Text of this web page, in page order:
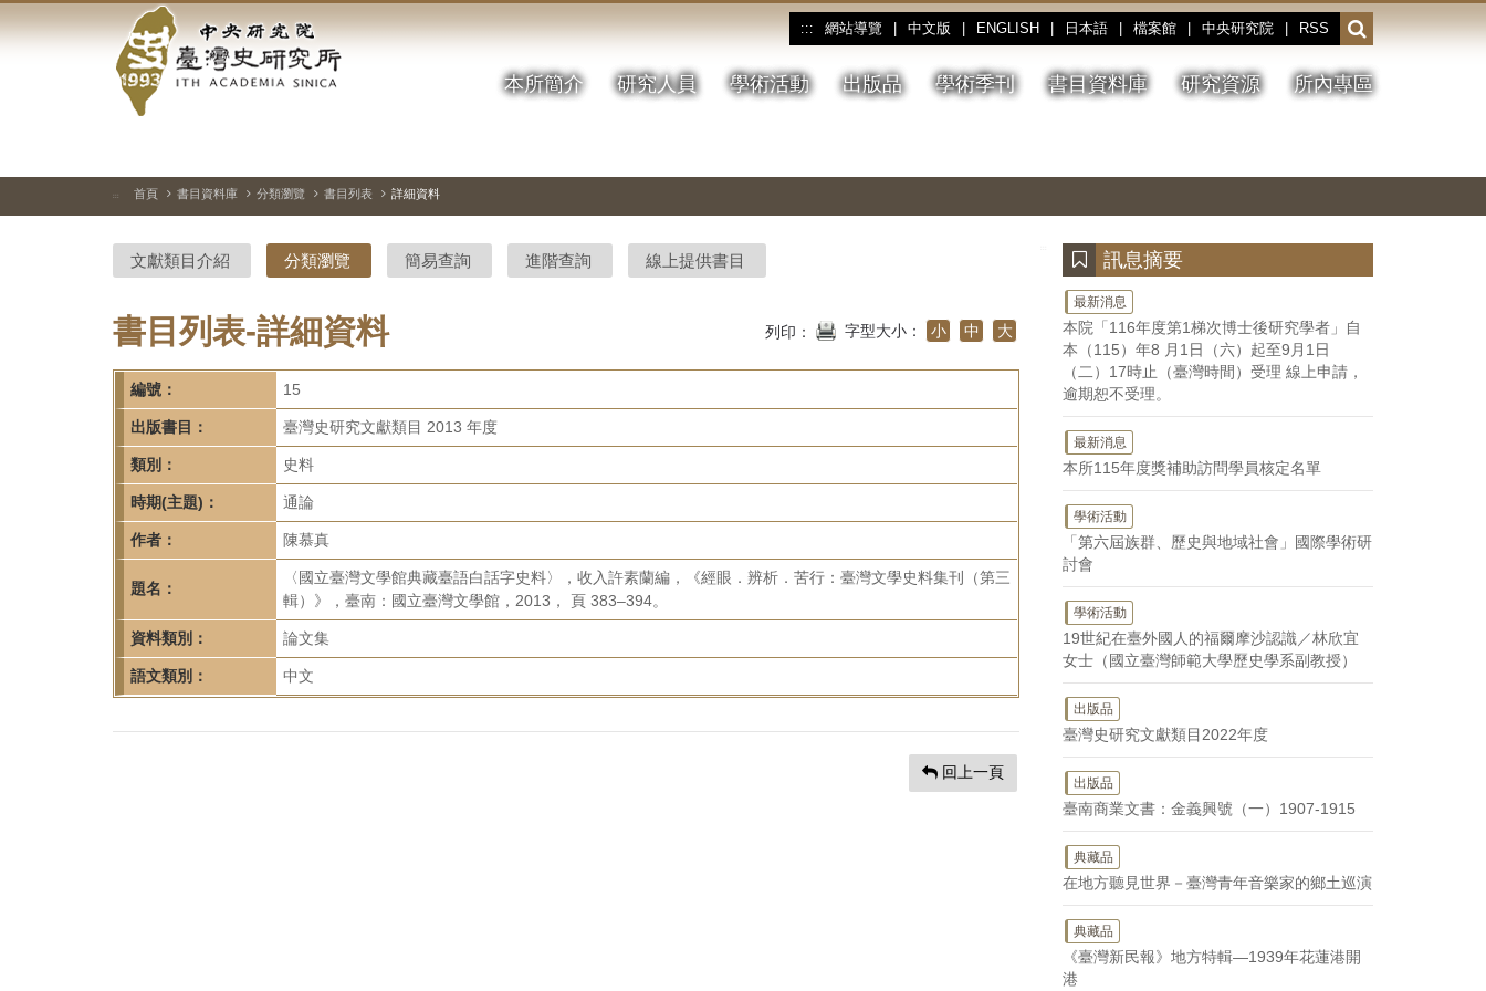
到
中
央
研
院-
臺
灣
史
研
究
所-
首
頁
::: 網站導覽 中文版 ENGLISH 日本語 檔案館 中央研究院 RSS
開
啟
或
收
本所簡介 研究人員 學術活動 出版品 學術季刊 書目資料庫 研究資源 所內專區
停、
圖
圖
結
::: 首頁 書目資料庫 分類瀏覽 書目列表 詳細資料
文獻類目介紹 分類瀏覽 簡易查詢 進階查詢 線上提供書目
書目列表-詳細資料 列印： 字型大小： 小 中 大
編號： 15
出版書目： 臺灣史研究文獻類目 2013 年度
類別： 史料
時期(主題)： 通論
作者： 陳慕真
題名：
〈國立臺灣文學館典藏臺語白話字史料〉，收入許素蘭編，《經眼．辨析．苦行：臺灣文學史料集刊（第三
輯）》，臺南：國立臺灣文學館，2013， 頁 383–394。
資料類別： 論文集
語文類別： 中文
回上一頁
訊息摘要
最新消息
本院「116年度第1梯次博士後研究學者」自
本（115）年8 月1日（六）起至9月1日
（二）17時止（臺灣時間）受理 線上申請，
逾期恕不受理。
最新消息
本所115年度獎補助訪問學員核定名單
學術活動
「第六屆族群、歷史與地域社會」國際學術研
討會
學術活動
19世紀在臺外國人的福爾摩沙認識／林欣宜
女士（國立臺灣師範大學歷史學系副教授）
出版品
臺灣史研究文獻類目2022年度
出版品
臺南商業文書：金義興號（一）1907-1915
典藏品
在地方聽見世界－臺灣青年音樂家的鄉土巡演
典藏品
《臺灣新民報》地方特輯—1939年花蓮港開
港